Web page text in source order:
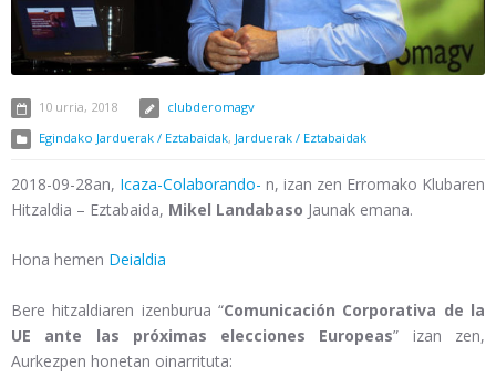
10 urria, 2018
clubderomagv
Egindako Jarduerak / Eztabaidak, Jarduerak / Eztabaidak
2018-09-28an, Icaza-Colaborando- n, izan zen Erromako Klubaren
Hitzaldia – Eztabaida, Mikel Landabaso Jaunak emana.
Hona hemen Deialdia
Bere hitzaldiaren izenburua “Comunicación Corporativa de la
UE ante las próximas elecciones Europeas” izan zen,
Aurkezpen honetan oinarrituta: